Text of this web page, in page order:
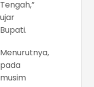
Tengah,”
ujar
Bupati.
Menurutnya,
pada
musim